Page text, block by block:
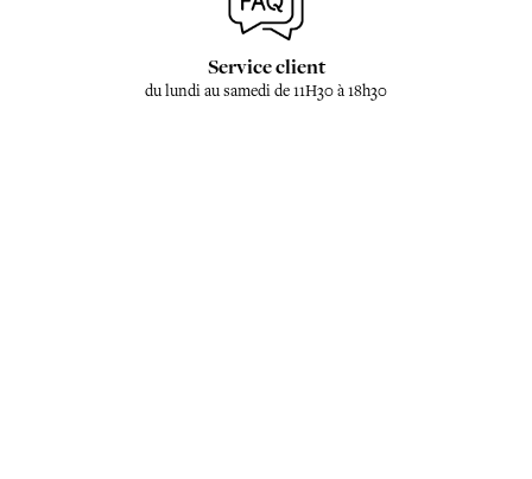
Service client
du lundi au samedi de 11H30 à 18h30